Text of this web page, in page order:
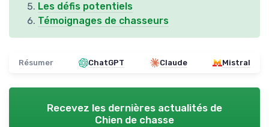
Les défis potentiels
Témoignages de chasseurs
Résumer ChatGPT Claude Mistral
Recevez les dernières actualités de
Chien de chasse